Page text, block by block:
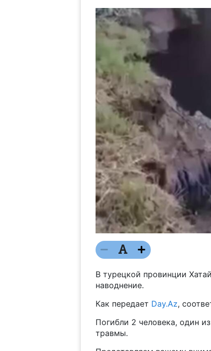
В турецкой провинции
наводнение.
Как передает Day.Az,
Погибли 2 человека, один
травмы.